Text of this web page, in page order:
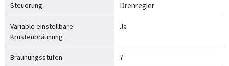
Steuerung Drehregler
Variable einstellbare
Krustenbräunung
Ja
Bräunungsstufen 7